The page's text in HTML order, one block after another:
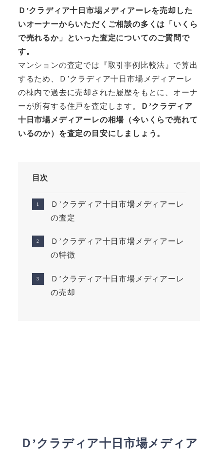
Ｄ’クラディア十日市場メディアーレを売却した
いオーナーからいただくご相談の多くは「いくら
で売れるか」といった査定についてのご質問で
す。
マンションの査定では『取引事例比較法』で算出
するため、Ｄ’クラディア十日市場メディアーレ
の棟内で過去に売却された履歴をもとに、オーナ
ーが所有する住戸を査定します。
Ｄ’クラディア
十日市場メディアーレの相場（今いくらで売れて
いるのか）を査定の目安にしましょう。
目次
Ｄ’クラディア十日市場メディアーレ
の査定
Ｄ’クラディア十日市場メディアーレ
の特徴
Ｄ’クラディア十日市場メディアーレ
の売却
Ｄ’クラディア十日市場メディア